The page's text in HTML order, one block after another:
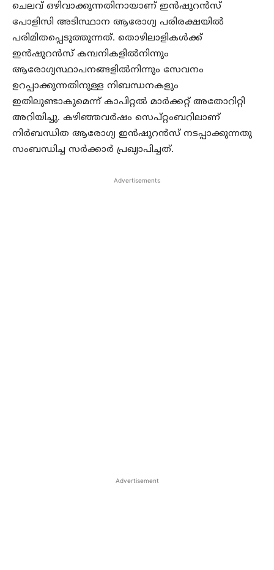
ചെലവ് ഒഴിവാക്കുന്നതിനായാണ് ഇന്‍ഷുറന്‍സ്
പോളിസി അടിസ്ഥാന ആരോഗ്യ പരിരക്ഷയില്‍
പരിമിതപ്പെടുത്തുന്നത്. തൊഴിലാളികള്‍ക്ക്
ഇന്‍ഷുറന്‍സ് കമ്പനികളില്‍നിന്നും
ആരോഗ്യസ്ഥാപനങ്ങളില്‍നിന്നും സേവനം
ഉറപ്പാക്കുന്നതിനുള്ള നിബന്ധനകളും
ഇതിലുണ്ടാകുമെന്ന് കാപിറ്റല്‍ മാര്‍ക്കറ്റ് അതോറിറ്റി
അറിയിച്ചു. കഴിഞ്ഞവര്‍ഷം സെപ്റ്റംബറിലാണ്
നിര്‍ബന്ധിത ആരോഗ്യ ഇന്‍ഷുറന്‍സ് നടപ്പാക്കുന്നതു
സംബന്ധിച്ച സര്‍ക്കാര്‍ പ്രഖ്യാപിച്ചത്.
Advertisements
Advertisement